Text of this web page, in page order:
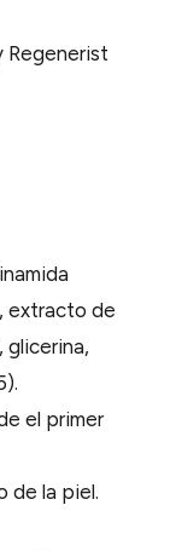
Regenerist
extracto de
glicerina,
el primer
de la piel.